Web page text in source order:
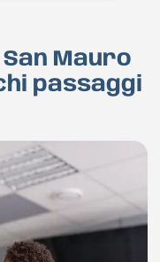
San Mauro
passaggi